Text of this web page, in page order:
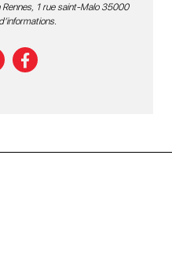
1 rue saint-Malo 35000
.